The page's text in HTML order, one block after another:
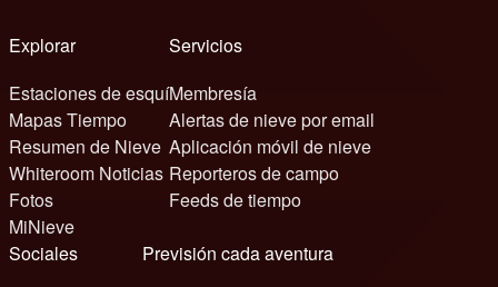
Explorar
Estaciones de esquí
Mapas Tiempo
Resumen de Nieve
Whiteroom Noticias
Fotos
MiNieve
Servicios
Membresía
Alertas de nieve por email
Aplicación móvil de nieve
Reporteros de campo
Feeds de tiempo
Sociales
Previsión cada aventura